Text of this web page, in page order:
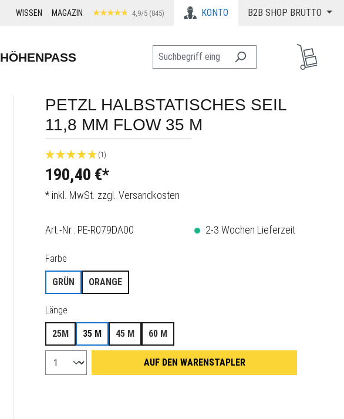
WISSEN MAGAZIN 4,9/5 (845) KONTO B2B SHOP BRUTTO
HÖHENPASS
PETZL HALBSTATISCHES SEIL
11,8 MM FLOW 35 M
(1)
190,40 €*
* inkl. MwSt. zzgl. Versandkosten
Art.-Nr.: PE-R079DA00 2-3 Wochen Lieferzeit
Farbeauswählen
GRÜN ORANGE
Längeauswählen
25M 35 M 45 M 60 M
AUF DEN WARENSTAPLER